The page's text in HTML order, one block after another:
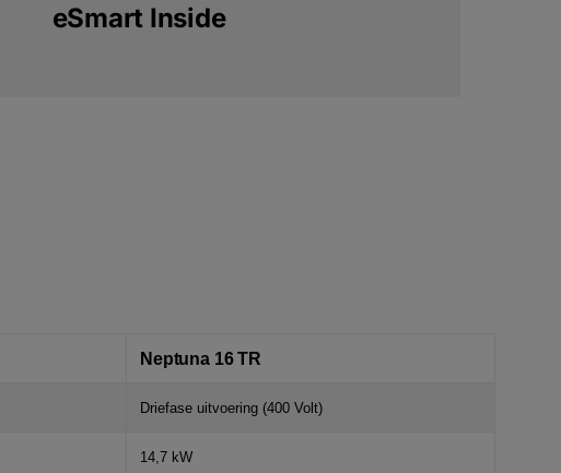
eSmart Inside
Neptuna 16 TR
Driefase uitvoering (400 Volt)
14,7 kW